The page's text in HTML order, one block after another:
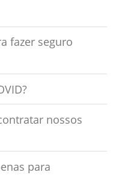
fazer seguro
nossos
para